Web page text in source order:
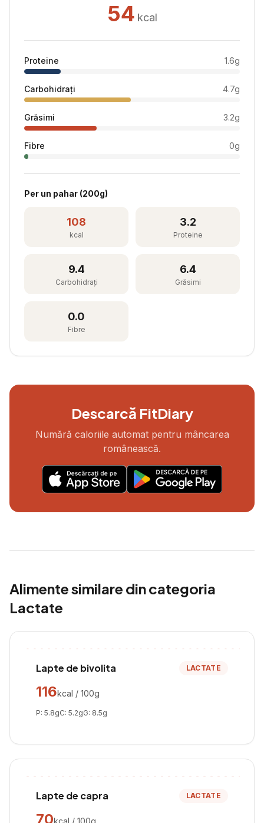
54 kcal
Proteine 1.6g
Carbohidrați 4.7g
Grăsimi 3.2g
Fibre 0g
Per un pahar (200g)
108
kcal
3.2
Proteine
9.4
Carbohidrați
6.4
Grăsimi
0.0
Fibre
Descarcă FitDiary
Numără caloriile automat pentru mâncarea
românească.
Alimente similare din categoria
Lactate
Lapte de bivolita LACTATE
116kcal / 100g
P: 5.8gC: 5.2gG: 8.5g
Lapte de capra LACTATE
70kcal / 100g